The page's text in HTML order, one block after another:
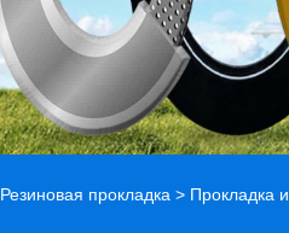
Резиновая прокладка > Прокладка